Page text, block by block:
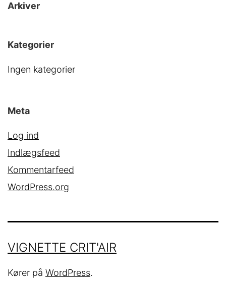
Arkiver
Kategorier
Ingen kategorier
Meta
Log ind
Indlægsfeed
Kommentarfeed
WordPress.org
VIGNETTE CRIT'AIR
Kører på WordPress.